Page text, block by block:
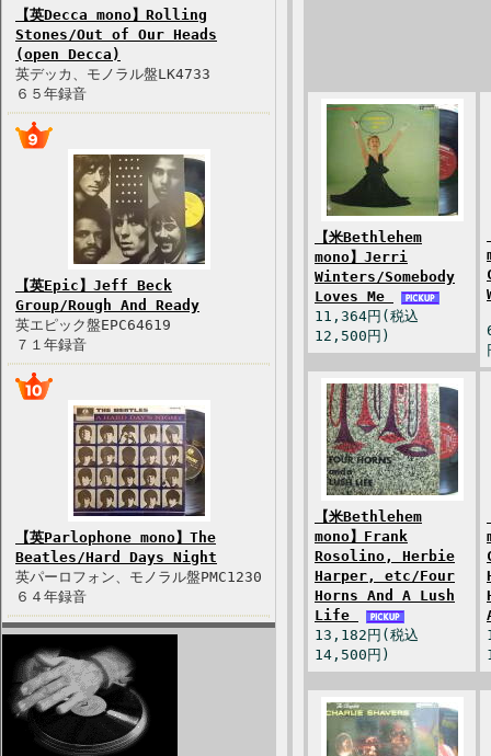
【英Decca mono】Rolling
Stones/Out of Our Heads
(open Decca)
英デッカ、モノラル盤LK4733
６５年録音
【英Epic】Jeff Beck
Group/Rough And Ready
英エピック盤EPC64619
７１年録音
【英Parlophone mono】The
Beatles/Hard Days Night
英パーロフォン、モノラル盤PMC1230
６４年録音
【米Bethlehem
mono】Jerri
Winters/Somebody
Loves Me
11,364円(税込
12,500円)
【米Bethlehem
mono】Frank
Rosolino, Herbie
Harper, etc/Four
Horns And A Lush
Life
13,182円(税込
14,500円)